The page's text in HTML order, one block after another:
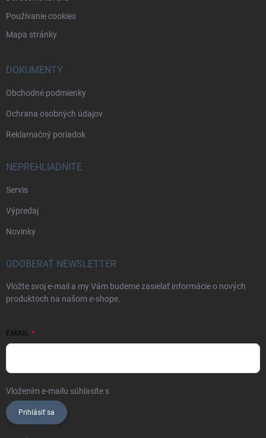
Používanie cookies
Mapa stránky
DOKUMENTY
Obchodné podmienky
Ochrana osobných údajov
Reklamačný poriadok
NEPREHLIADNITE
Servis
Výpredaj
Novinky
ODOBERAŤ NEWSLETTER
Vložte svoj e-mail a my Vám budeme zasielať informácie o nových
produktoch na našom e-shope.
EMAIL
Vložením e-mailu súhlasíte s
Prihlásiť sa